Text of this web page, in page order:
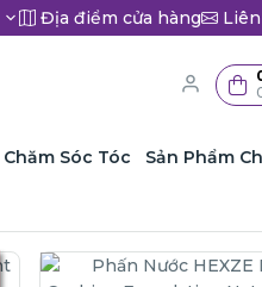
Địa điểm cửa hàng
Chăm Sóc Tóc Sản Phẩm